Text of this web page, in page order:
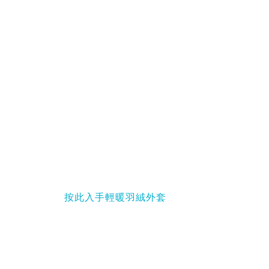
按此入手輕暖羽絨外套